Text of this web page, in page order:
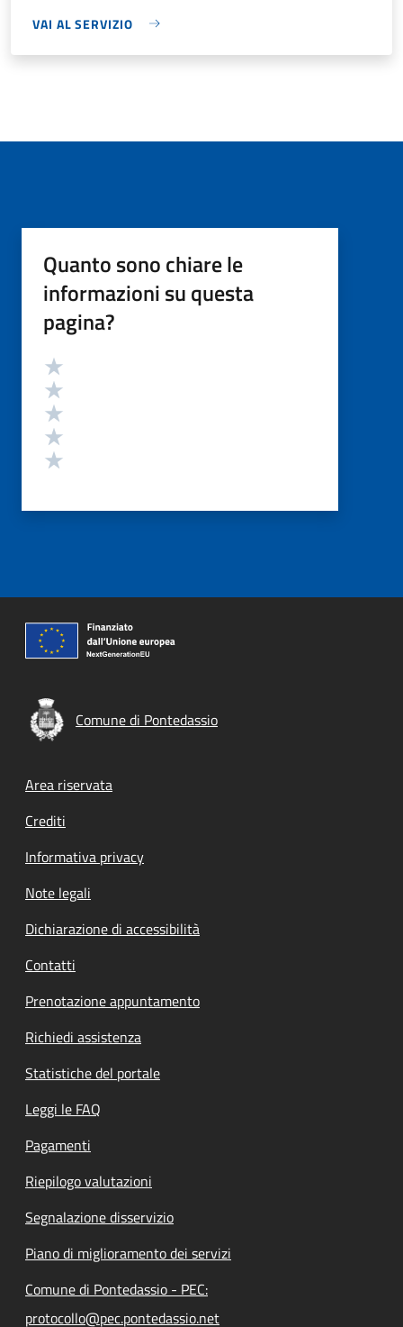
VAI AL SERVIZIO
Quanto sono chiare le
informazioni su questa
pagina?
Valutazione
Comune di Pontedassio
Footer menu
Area riservata
Crediti
Informativa privacy
Note legali
Dichiarazione di accessibilità
Contatti
Prenotazione appuntamento
Richiedi assistenza
Statistiche del portale
Leggi le FAQ
Pagamenti
Riepilogo valutazioni
Segnalazione disservizio
Piano di miglioramento dei servizi
Comune di Pontedassio - PEC:
protocollo@pec.pontedassio.net